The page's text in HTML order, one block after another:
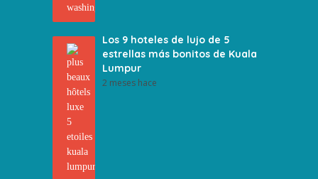
Los 9 hoteles de lujo de 5
estrellas más bonitos de Kuala
Lumpur
2 meses hace